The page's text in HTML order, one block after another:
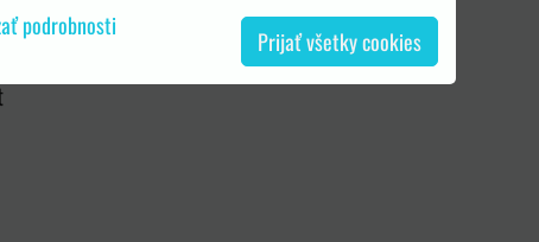
podrobnosti
Prijať všetky cookies